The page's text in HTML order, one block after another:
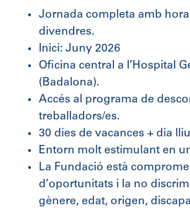
Jornada completa amb
divendres.
Inici: Juny 2026
Oficina central a l’Hospital
(Badalona).
Accés al programa de
treballadors/es.
30 dies de vacances + dia
Entorn molt estimulant en
La Fundació està
d’oportunitats i la no
gènere, edat, origen,